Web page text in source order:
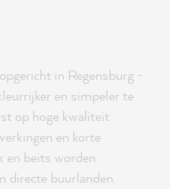
in Regensburg -
en simpeler te
op hoge kwaliteit
en korte
en beits worden
directe buurlanden.